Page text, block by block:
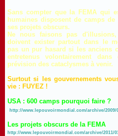
Sans compter que la FEMA qui
humaines disposent de camps
ses projets obscurs.
Ne nous faisons pas
doivent exister partout dans le
pas un pur hasard si les anciens
entretenus volontairement
prévision des cataclysmes à venir.
Surtout si les gouvernements
vie : FUYEZ !
USA : 600 camps pourquoi faire ?
http://www.lepouvoirmondial.com/archive/2009/
Les projets obscurs de la FEMA
http://www.lepouvoirmondial.com/archive/2011/